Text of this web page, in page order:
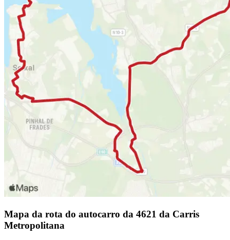
Mapa da rota do autocarro da 4621 da Carris
Metropolitana